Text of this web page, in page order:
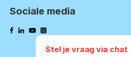
Sociale media
Stel je vraag via chat